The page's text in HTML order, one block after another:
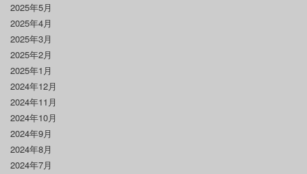
2025年5月
2025年4月
2025年3月
2025年2月
2025年1月
2024年12月
2024年11月
2024年10月
2024年9月
2024年8月
2024年7月